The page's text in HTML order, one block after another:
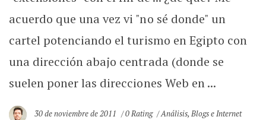
acuerdo que una vez vi "no sé donde" un
cartel potenciando el turismo en Egipto con
una dirección abajo centrada (donde se
suelen poner las direcciones Web en ...
30 de noviembre de 2011 0 Rating Análisis,Blogs e Internet